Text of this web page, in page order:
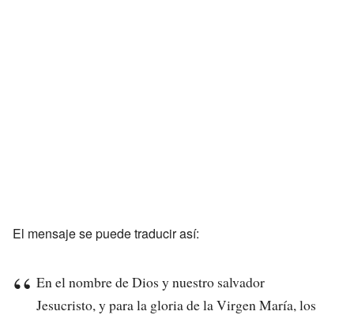
El mensaje se puede traducir así:
En el nombre de Dios y nuestro salvador
Jesucristo, y para la gloria de la Virgen María, los